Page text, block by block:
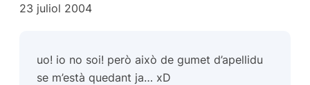
23 juliol 2004
uo! io no soi! però això de gumet d’apellidu
se m’està quedant ja… xD